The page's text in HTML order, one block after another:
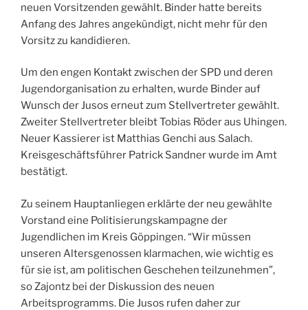
neuen Vorsitzenden gewählt. Binder hatte bereits
Anfang des Jahres angekündigt, nicht mehr für den
Vorsitz zu kandidieren.
Um den engen Kontakt zwischen der SPD und deren
Jugendorganisation zu erhalten, wurde Binder auf
Wunsch der Jusos erneut zum Stellvertreter gewählt.
Zweiter Stellvertreter bleibt Tobias Röder aus Uhingen.
Neuer Kassierer ist Matthias Genchi aus Salach.
Kreisgeschäftsführer Patrick Sandner wurde im Amt
bestätigt.
Zu seinem Hauptanliegen erklärte der neu gewählte
Vorstand eine Politisierungskampagne der
Jugendlichen im Kreis Göppingen. “Wir müssen
unseren Altersgenossen klarmachen, wie wichtig es
für sie ist, am politischen Geschehen teilzunehmen”,
so Zajontz bei der Diskussion des neuen
Arbeitsprogramms. Die Jusos rufen daher zur